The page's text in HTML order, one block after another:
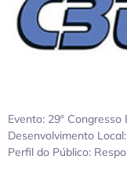
Evento: 29º
Desenvolvimento
Perfil do Público: